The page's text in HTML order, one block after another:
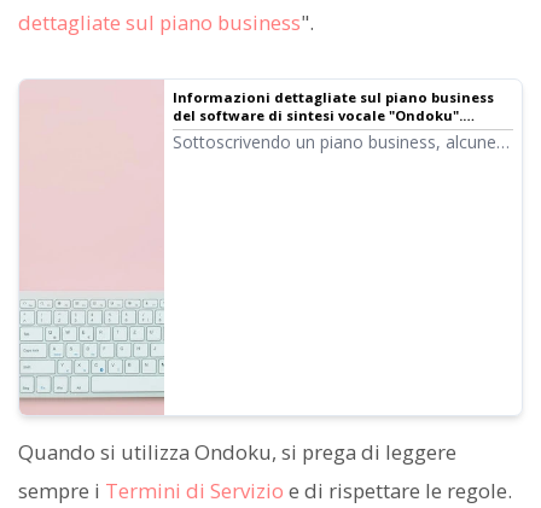
dettagliate sul piano business".
Informazioni dettagliate sul piano business
del software di sintesi vocale "Ondoku".
Caratteristiche, prezzi, ecc.
Sottoscrivendo un piano business, alcune
Quando si utilizza Ondoku, si prega di leggere
sempre i Termini di Servizio e di rispettare le regole.